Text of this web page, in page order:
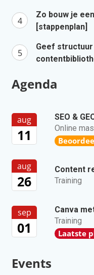
Zo bouw je
[stappenplan]
Geef
Agenda
aug
11
SEO &
Online
aug
26
Content
Training
sep
01
Canva
Training
Laatste
Events